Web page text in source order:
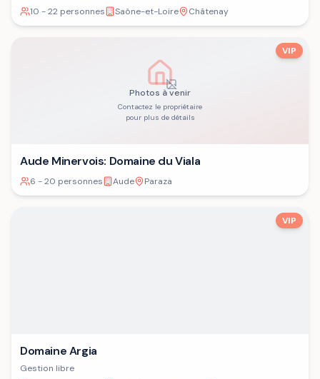
10 - 22 personnes
Saône-et-Loire Châtenay
Photos à venir
Contactez le propriétaire
pour plus de détails
VIP
Aude Minervois: Domaine du Viala
6 - 20 personnes Aude Paraza
VIP
Domaine Argia
Gestion libre